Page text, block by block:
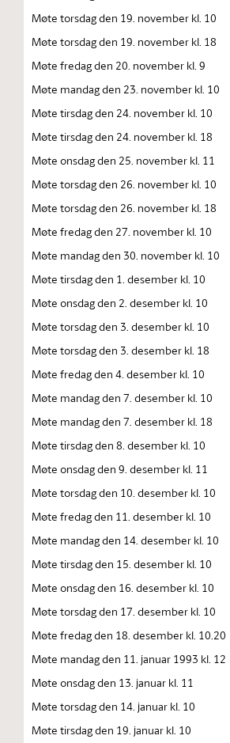
Møte torsdag den 19. november kl. 10
Møte torsdag den 19. november kl. 18
Møte fredag den 20. november kl. 9
Møte mandag den 23. november kl. 10
Møte tirsdag den 24. november kl. 10
Møte tirsdag den 24. november kl. 18
Møte onsdag den 25. november kl. 11
Møte torsdag den 26. november kl. 10
Møte torsdag den 26. november kl. 18
Møte fredag den 27. november kl. 10
Møte mandag den 30. november kl. 10
Møte tirsdag den 1. desember kl. 10
Møte onsdag den 2. desember kl. 10
Møte torsdag den 3. desember kl. 10
Møte torsdag den 3. desember kl. 18
Møte fredag den 4. desember kl. 10
Møte mandag den 7. desember kl. 10
Møte mandag den 7. desember kl. 18
Møte tirsdag den 8. desember kl. 10
Møte onsdag den 9. desember kl. 11
Møte torsdag den 10. desember kl. 10
Møte fredag den 11. desember kl. 10
Møte mandag den 14. desember kl. 10
Møte tirsdag den 15. desember kl. 10
Møte onsdag den 16. desember kl. 10
Møte torsdag den 17. desember kl. 10
Møte fredag den 18. desember kl. 10.20
Møte mandag den 11. januar 1993 kl. 12
Møte onsdag den 13. januar kl. 11
Møte torsdag den 14. januar kl. 10
Møte tirsdag den 19. januar kl. 10